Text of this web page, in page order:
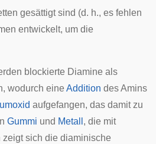
gesättigt sind (d. h., es fehlen
entwickelt, um die
blockierte Diamine als
wodurch eine Addition desAmins
aufgefangen, das damit zu
Gummi und Metall , die mit
sich die diaminische